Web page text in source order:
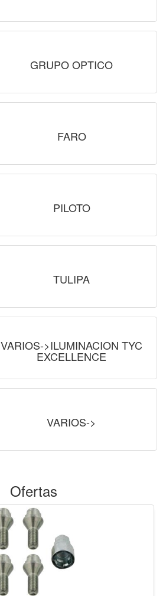
GRUPO OPTICO
FARO
PILOTO
TULIPA
VARIOS->ILUMINACION TYC
EXCELLENCE
VARIOS->
Ofertas